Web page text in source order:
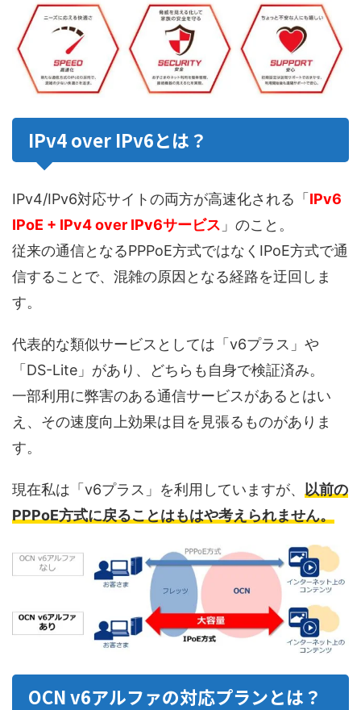
IPv4 over IPv6とは？
IPv4/IPv6対応サイトの両方が高速化される「IPv6
IPoE + IPv4 over IPv6サービス 」のこと。
従来の通信となるPPPoE方式ではなくIPoE方式で通
信することで、混雑の原因となる経路を迂回しま
す。
代表的な類似サービスとしては「v6プラス」や
「DS-Lite」があり、どちらも自身で検証済み。
一部利用に弊害のある通信サービスがあるとはい
え、その速度向上効果は目を見張るものがありま
す。
現在私は「v6プラス」を利用していますが、
以前の
PPPoE方式に戻ることはもはや考えられません。
OCN v6アルファの対応プランとは？